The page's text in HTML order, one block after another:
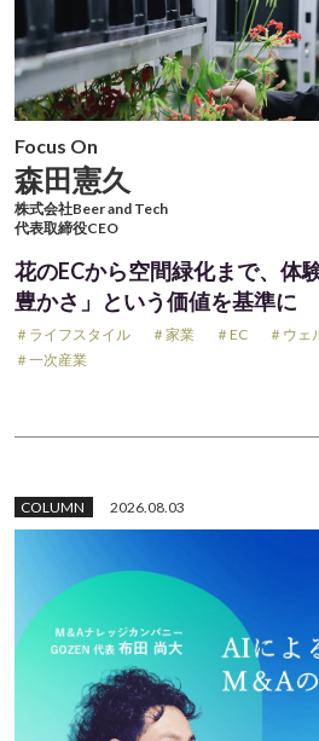
Focus On
森田憲久
株式会社Beer and Tech
代表取締役CEO
花のECから空間緑化まで、体
豊かさ」という価値を基準に
＃ライフスタイル ＃家業 ＃EC
＃ウェ
＃一次産業
COLUMN 2026.08.03